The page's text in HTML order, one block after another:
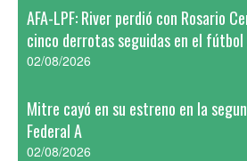
AFA-LPF: River perdió con Rosario
cinco derrotas seguidas en el
02/08/2026
Mitre cayó en su estreno en la
Federal A
02/08/2026